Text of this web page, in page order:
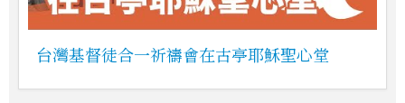
台灣基督徒合一祈禱會在古亭耶穌聖心堂